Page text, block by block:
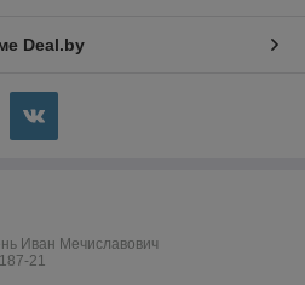
Deal.by
Иван Мечиславович
21